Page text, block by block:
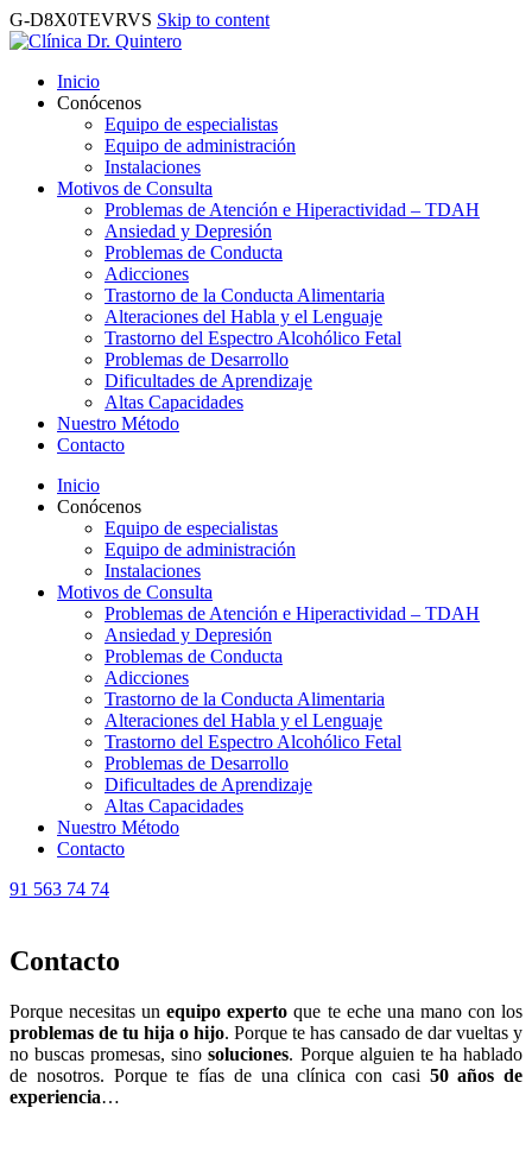
G-D8X0TEVRVS Skip to content
Inicio
Conócenos
Equipo de especialistas
Equipo de administración
Instalaciones
Motivos de Consulta
Problemas de Atención e Hiperactividad – TDAH
Ansiedad y Depresión
Problemas de Conducta
Adicciones
Trastorno de la Conducta Alimentaria
Alteraciones del Habla y el Lenguaje
Trastorno del Espectro Alcohólico Fetal
Problemas de Desarrollo
Dificultades de Aprendizaje
Altas Capacidades
Nuestro Método
Contacto
Inicio
Conócenos
Equipo de especialistas
Equipo de administración
Instalaciones
Motivos de Consulta
Problemas de Atención e Hiperactividad – TDAH
Ansiedad y Depresión
Problemas de Conducta
Adicciones
Trastorno de la Conducta Alimentaria
Alteraciones del Habla y el Lenguaje
Trastorno del Espectro Alcohólico Fetal
Problemas de Desarrollo
Dificultades de Aprendizaje
Altas Capacidades
Nuestro Método
Contacto
91 563 74 74
Contacto
Porque necesitas unequipo experto que te eche una mano con los
problemas de tu hija o hijo. Porque te has cansado de dar vueltas y
no buscas promesas, sinosoluciones. Porque alguien te ha hablado
de nosotros. Porque te fías de una clínica con casi 50 años de
experiencia…